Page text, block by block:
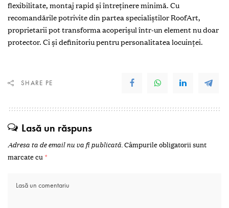
flexibilitate, montaj rapid și întreținere minimă. Cu
recomandările potrivite din partea specialiștilor RoofArt,
proprietarii pot transforma acoperișul într-un element nu doar
protector. Ci și definitoriu pentru personalitatea locuinței.
SHARE PE
Lasă un răspuns
Adresa ta de email nu va fi publicată.Câmpurile obligatorii sunt
marcate cu *